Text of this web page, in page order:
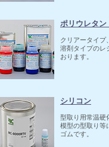
ポリウレタン
クリアータイプ
溶剤タイプのレ
おります。
シリコン
型取り用常温硬
模型の型取り等
ゴムです。